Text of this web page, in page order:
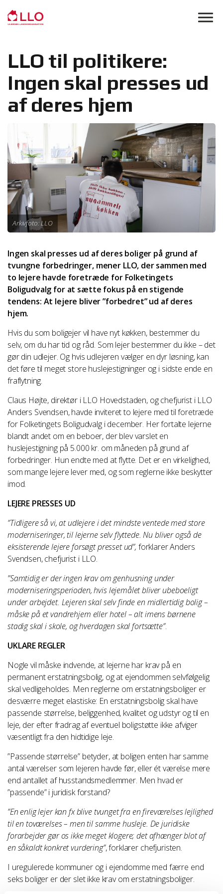
LLO til politikere:
Ingen skal presses ud
af deres hjem
Arkivfoto: LLO
Ingen skal presses ud af deres boliger på grund af
tvungne forbedringer, mener LLO, der sammen med
to lejere havde foretræde for Folketingets
Boligudvalg for at sætte fokus på en stigende
tendens: At lejere bliver ”forbedret” ud af deres
hjem.
Hvis du som boligejer vil have nyt køkken, bestemmer du
selv, om du har tid og råd. Som lejer bestemmer du ikke – det
gør din udlejer. Og hvis udlejeren vælger en dyr løsning, kan
det føre til meget store huslejestigninger og i sidste ende en
fraflytning.
Claus Højte, direktør i LLO Hovedstaden, og chefjurist i LLO
Anders Svendsen, havde inviteret to lejere med til foretræde
for Folketingets Boligudvalg i december. Her fortalte lejerne
blandt andet om en beboer, der blev varslet en
huslejestigning på 5.000 kr. om måneden på grund af
forbedringer. Hun endte med at flytte. Det er en virkelighed,
som mange lejere lever med, og som reglerne ikke beskytter
imod.
LEJERE PRESSES UD
”Tidligere så vi, at udlejere i det mindste ventede med store
moderniseringer, til lejerne selv flyttede. Nu bliver også de
eksisterende lejere forsøgt presset ud”, forklarer Anders
Svendsen, chefjurist i LLO.
”Samtidig er der ingen krav om genhusning under
moderniseringsperioden, hvis lejemålet bliver ubeboeligt
under arbejdet. Lejeren skal selv finde en midlertidig bolig –
måske på et vandrehjem eller hotel – alt imens børnene
stadig skal i skole, og hverdagen skal fortsætte”.
UKLARE REGLER
Nogle vil måske indvende, at lejerne har krav på en
permanent erstatningsbolig, og at ejendommen selvfølgelig
skal vedligeholdes. Men reglerne om erstatningsboliger er
desværre meget elastiske: En erstatningsbolig skal have
passende størrelse, beliggenhed, kvalitet og udstyr og til en
leje, der efter fradrag af eventuel boligstøtte ikke afviger
væsentligt fra den hidtidige leje.
”Passende størrelse” betyder, at boligen enten har samme
antal værelser som lejeren havde før, eller ét værelse mere
end antallet af husstandsmedlemmer. Men hvad er
”passende” i juridisk forstand?
”En enlig lejer kan fx blive tvunget fra en fireværelses lejlighed
til en toværelses – men til samme husleje. De juridiske
forarbejder gør os ikke meget klogere; det afhænger blot af
en såkaldt konkret vurdering”, forklarer chefjuristen.
I uregulerede kommuner og i ejendomme med færre end
seks boliger er der slet ikke krav om erstatningsboliger.